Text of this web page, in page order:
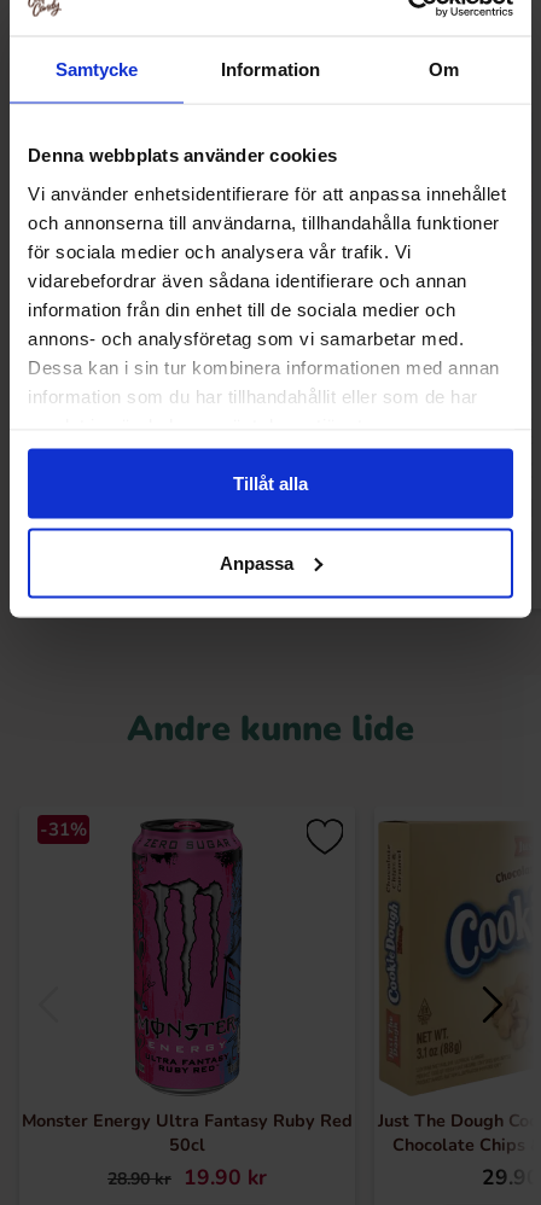
Samtycke Information Om
Denna webbplats använder cookies
Vi använder enhetsidentifierare för att anpassa innehållet
och annonserna till användarna, tillhandahålla funktioner
för sociala medier och analysera vår trafik. Vi
vidarebefordrar även sådana identifierare och annan
information från din enhet till de sociala medier och
annons- och analysföretag som vi samarbetar med.
Dessa kan i sin tur kombinera informationen med annan
information som du har tillhandahållit eller som de har
Tillåt alla
Anpassa
Relaterede produkter
Køb Køb
Andre kunne lide
-31%
Monster Energy Ultra Fantasy Ruby Red
50cl
28.90 kr 19.90 kr
Just The Dough
Chocolate Chips